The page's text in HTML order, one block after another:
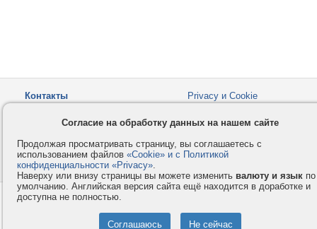
Контакты
Privacy и Cookie
Как оплатить
Форумы
© 2008-2026VMESTE.EU
Согласие на обработку данных на нашем сайте
Продолжая просматривать страницу, вы соглашаетесь с
использованием файлов «Cookie» и с Политикой
конфиденциальности «Privacy».
Наверху или внизу страницы вы можете изменить валюту и язык по
умолчанию. Английская версия сайта ещё находится в доработке и
доступна не полностью.